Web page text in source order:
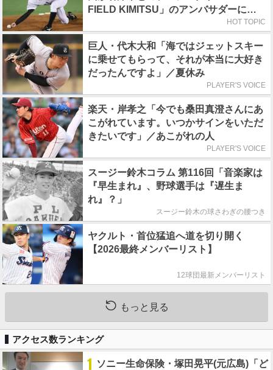
FIELD KIMITSU」のアンバサダーに就
HOT TOPIC
巨人・代木大和「海ではジェットスキー
に乗せてもらって、それが本当に大好き
だったんですよ」／夏休み
PLAYER'S VOICE
楽天・岸孝之「今でも桑田真澄さんにあ
こがれています。いつかサインをいただ
きたいです」／あこがれの人
PLAYER'S VOICE
スージー鈴木コラム 第116回「音楽家は
『早生まれ』、野球選手は『遅生ま
れ』？」
スージー鈴木の球さわぎの腰つき
ヤクルト・首位猛追へ道を切り開く
【2026最終メンバーリスト】
12球団最新メンバーリスト
もっと見る
アクセス数ランキング
1 ソニー生命保険・塚田晃平(元広島)「ど